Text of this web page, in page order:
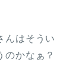
んはそうい
のかなぁ？